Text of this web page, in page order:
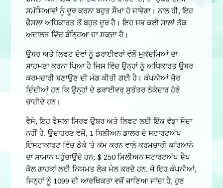
ਸਮੱਸਿਆਵਾਂ ਨੂੰ ਦੂਰ ਕਰਨਾ ਬਹੁਤ ਸੌਖਾ ਹੋ ਜਾਵੇਗਾ। ਨਾਲ ਹੀ, ਇਹ
ਫੈਸਲਾ ਅਧਿਕਾਰਤ ਤੋਂ ਬਹੁਤ ਦੂਰ ਹੈ। ਇਹ ਸਭ ਕਈ ਸਾਲਾਂ ਤੱਕ
ਅਦਾਲਤ ਵਿੱਚ ਬੰਨ੍ਹਿਆ ਜਾ ਸਕਦਾ ਹੈ।
ਉਬਰ ਅਤੇ ਲਿਫਟ ਦੋਵਾਂ ਨੂੰ ਡਰਾਈਵਰਾਂ ਵੱਲੋਂ ਮੁਕੱਦਮਿਆਂ ਦਾ
ਸਾਹਮਣਾ ਕਰਨਾ ਪਿਆ ਹੈ ਜਿਸ ਵਿੱਚ ਉਨ੍ਹਾਂ ਨੂੰ ਅਧਿਕਾਰਤ ਉਬਰ
ਕਰਮਚਾਰੀ ਬਣਾਉਣ ਦੀ ਮੰਗ ਕੀਤੀ ਗਈ ਹੈ। ਕੰਪਨੀਆਂ ਜ਼ੋਰ
ਦਿੰਦੀਆਂ ਹਨ ਕਿ ਉਨ੍ਹਾਂ ਦੇ ਡਰਾਈਵਰ ਸੁਤੰਤਰ ਠੇਕੇਦਾਰ ਹੋਣੇ
ਚਾਹੀਦੇ ਹਨ।
ਵੈਸੇ, ਇਹ ਫੈਸਲਾ ਸਿਰਫ ਉਬਰ ਅਤੇ ਲਿਫਟ ਲਈ ਇੱਕ ਵੱਡਾ ਸੌਦਾ
ਨਹੀਂ ਹੈ. ਉਦਾਹਰਣ ਵਜੋਂ, 1 ਬਿਲੀਅਨ ਡਾਲਰ ਦੇ ਸਟਾਰਟਅੱਪ
ਇੰਸਟਾਕਾਰਟ ਵਿੱਚ ਠੇਕੇ 'ਤੇ ਕੰਮ ਕਰਨ ਵਾਲੇ ਕਰਮਚਾਰੀ ਕਰਿਆਨੇ
ਦਾ ਸਾਮਾਨ ਪਹੁੰਚਾਉਂਦੇ ਹਨ; $ 250 ਮਿਲੀਅਨ ਸਟਾਰਟਅੱਪ ਸ਼ੈਪ
ਕੋਲ ਗਾਹਕਾਂ ਲਈ ਨਿਯਮਤ ਲੋਕ ਮੇਲ ਕਰਦੇ ਹਨ. ਜੇ ਇਹ ਕੰਪਨੀਆਂ,
ਜਿਨ੍ਹਾਂ ਨੂੰ 1099 ਦੀ ਆਰਥਿਕਤਾ ਵਜੋਂ ਜਾਣਿਆ ਜਾਂਦਾ ਹੈ, ਹੁਣ